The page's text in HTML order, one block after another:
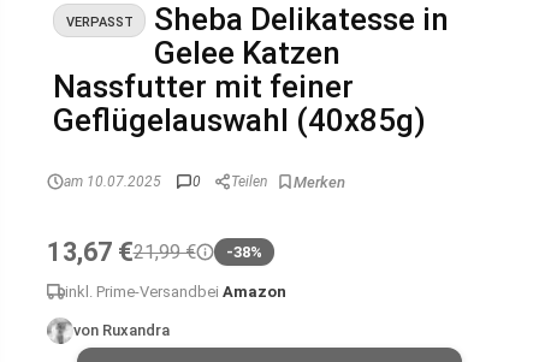
VERPASST
Sheba Delikatesse in
Gelee Katzen
Nassfutter mit feiner
Geflügelauswahl (40x85g)
am 10.07.2025 0 Teilen
13,67 €21,99 € -38%
inkl. Prime-Versand bei Amazon
von Ruxandra